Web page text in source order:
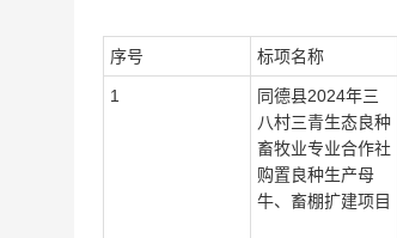
序号 标项名称
1
同德县2024年三
八村三青生态良种
畜牧业专业合作社
购置良种生产母
牛、畜棚扩建项目